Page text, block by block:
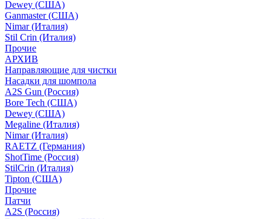
Dewey (США)
Ganmaster (США)
Nimar (Италия)
Stil Crin (Италия)
Прочие
АРХИВ
Направляющие для чистки
Насадки для шомпола
A2S Gun (Россия)
Bore Tech (США)
Dewey (США)
Megaline (Италия)
Nimar (Италия)
RAETZ (Германия)
ShotTime (Россия)
StilCrin (Италия)
Tipton (США)
Прочие
Патчи
A2S (Россия)